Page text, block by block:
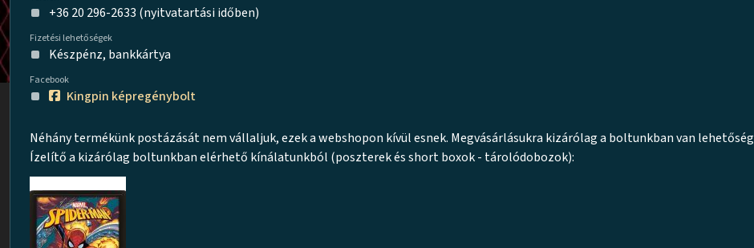
+36 20 296-2633 (nyitvatartási időben)
Fizetési lehetőségek
Készpénz, bankkártya
Facebook
Kingpin képregénybolt
Néhány termékünk postázását nem vállaljuk, ezek a webshopon kívül esnek. Megvásárlásukra kizárólag a boltunkban van
Ízelítő a kizárólag boltunkban elérhető kínálatunkból (poszterek és short boxok - tárolódobozok):